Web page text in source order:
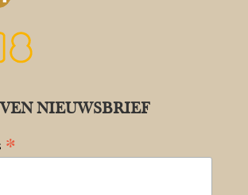
NIEUWSBRIEF
*